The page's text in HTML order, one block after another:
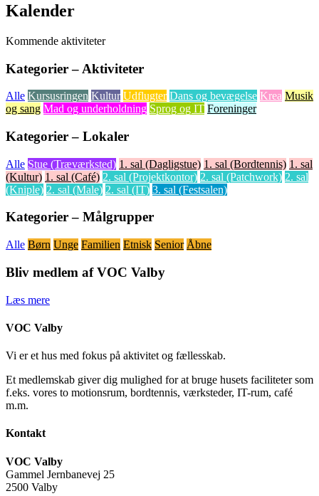
Kalender
Kommende aktiviteter
Kategorier – Aktiviteter
Alle Kursusringen Kultur Udflugter Dans og bevægelse Krea Musik
og sang Mad og underholdning Sprog og IT Foreninger
Kategorier – Lokaler
Alle Stue (Træværksted) 1. sal (Dagligstue) 1. sal (Bordtennis) 1. sal
(Kultur) 1. sal (Café) 2. sal (Projektkontor) 2. sal (Patchwork) 2. sal
(Kniple) 2. sal (Male) 2. sal (IT) 3. sal (Festsalen)
Kategorier – Målgrupper
Alle Børn Unge Familien Etnisk Senior Åbne
Bliv medlem af VOC Valby
Læs mere
VOC Valby
Vi er et hus med fokus på aktivitet og fællesskab.
Et medlemskab giver dig mulighed for at bruge husets faciliteter som
f.eks. vores to motionsrum, bordtennis, værksteder, IT-rum, café
m.m.
Kontakt
VOC Valby
Gammel Jernbanevej 25
2500 Valby